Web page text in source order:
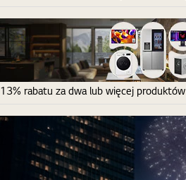
13% rabatu za dwa lub więcej produktów